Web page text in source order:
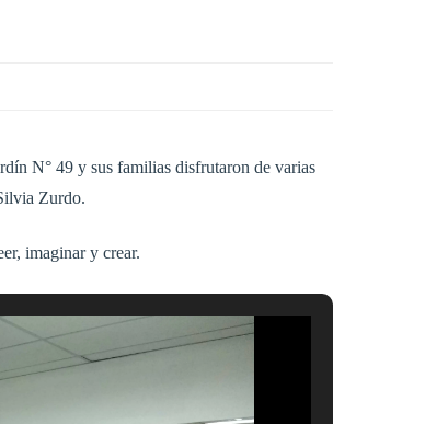
N° 49 y sus familias disfrutaron de varias
Zurdo.
imaginar y crear.